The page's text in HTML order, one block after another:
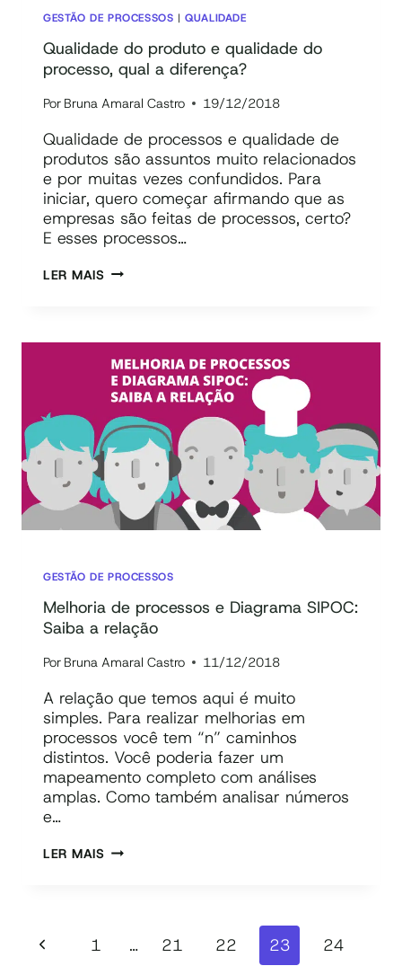
GESTÃO DE PROCESSOS |QUALIDADE
Qualidade do produto e qualidade do
processo, qual a diferença?
Por Bruna Amaral Castro 19/12/2018
Qualidade de processos e qualidade de
produtos são assuntos muito relacionados
e por muitas vezes confundidos. Para
iniciar, quero começar afirmando que as
empresas são feitas de processos, certo?
E esses processos…
LER MAISQUALIDADE
DO
PROCESSO,
A
DIFERENÇA?
GESTÃO DE PROCESSOS
Melhoria de processos e Diagrama SIPOC:
Saiba a relação
Por Bruna Amaral Castro 11/12/2018
A relação que temos aqui é muito
simples. Para realizar melhorias em
processos você tem “n” caminhos
distintos. Você poderia fazer um
mapeamento completo com análises
amplas. Como também analisar números
e…
LER MAISMELHORIA
SIPOC:
Navegação
Página
1 … 21 22 23
24